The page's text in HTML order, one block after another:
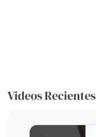
Videos Recientes